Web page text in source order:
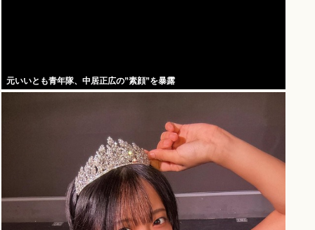
元いいとも青年隊、中居正広の”素顔”を暴露